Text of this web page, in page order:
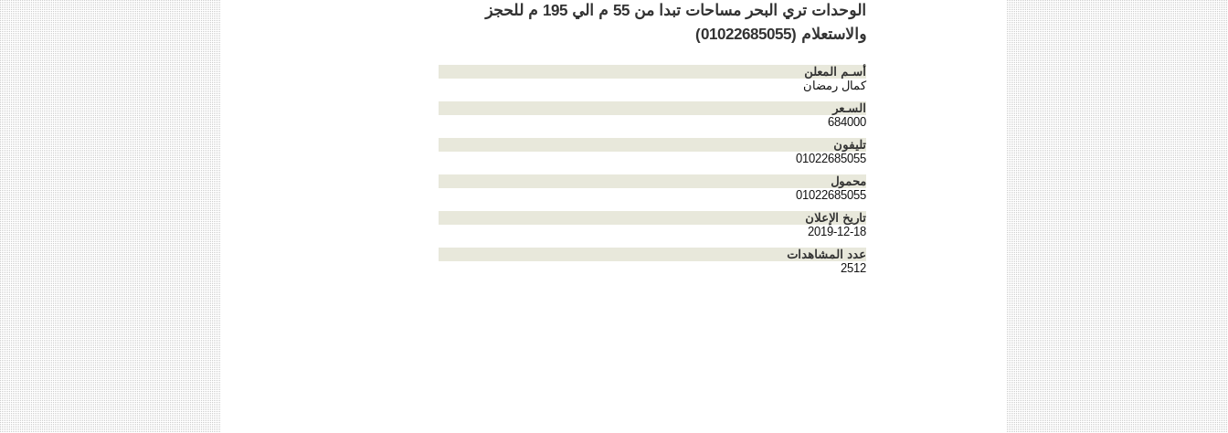
الوحدات تري البحر مساحات تبدا من 55 م الي 195 م للحجز
والاستعلام (01022685055)
أسـم المعلن
كمال رمضان
السـعر
684000
تليفون
01022685055
محمول
01022685055
تاريخ الإعلان
2019-12-18
عدد المشاهدات
2512